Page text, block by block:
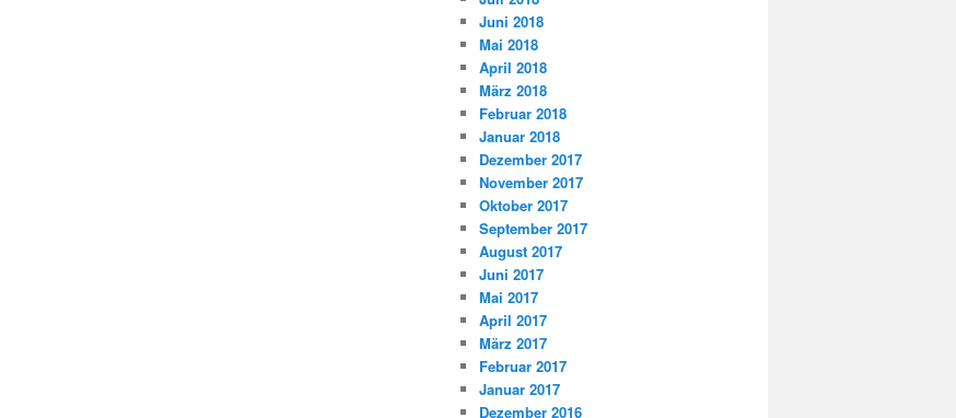
Juni 2018
Mai 2018
April 2018
März 2018
Februar 2018
Januar 2018
Dezember 2017
November 2017
Oktober 2017
September 2017
August 2017
Juni 2017
Mai 2017
April 2017
März 2017
Februar 2017
Januar 2017
Dezember 2016